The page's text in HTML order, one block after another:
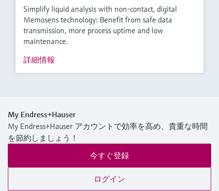
Simplify liquid analysis with non-contact, digital
Memosens technology: Benefit from safe data
transmission, more process uptime and low
maintenance.
詳細情報
My Endress+Hauser
My Endress+Hauser アカウントで効率を高め、貴重な時間
を節約しましょう！
今すぐ登録
ログイン